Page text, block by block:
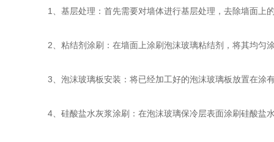
1、基层处理：首先需要对墙体进行基层处理，去除墙面上
2、粘结剂涂刷：在墙面上涂刷泡沫玻璃粘结剂，将其均匀
3、泡沫玻璃板安装：将已经加工好的泡沫玻璃板放置在涂
4、硅酸盐水灰浆涂刷：在泡沫玻璃保冷层表面涂刷硅酸盐